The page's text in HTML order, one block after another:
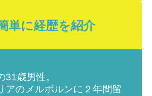
単に経歴を紹介
31歳男性。
アのメルボルンに２年間留